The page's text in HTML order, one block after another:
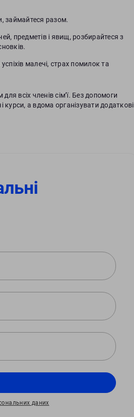
займайтеся разом.
предметів і явищ, розбирайтеся з
малечі, страх помилок та
всіх членів сім’ї. Без допомоги
а вдома організувати додаткові
даних